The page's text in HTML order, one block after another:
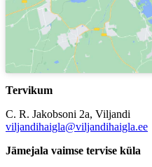
Tervikum
C. R. Jakobsoni 2a, Viljandi
viljandihaigla@viljandihaigla.ee
Jämejala vaimse tervise küla